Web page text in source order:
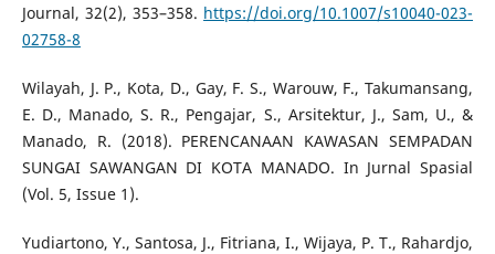
Journal, 32(2), 353–358. https://doi.org/10.1007/s10040-023-
02758-8
Wilayah, J. P., Kota, D., Gay, F. S., Warouw, F., Takumansang,
E. D., Manado, S. R., Pengajar, S., Arsitektur, J., Sam, U., &
Manado, R. (2018). PERENCANAAN KAWASAN SEMPADAN
SUNGAI SAWANGAN DI KOTA MANADO. In Jurnal Spasial
(Vol. 5, Issue 1).
Yudiartono, Y., Santosa, J., Fitriana, I., Wijaya, P. T., Rahardjo,